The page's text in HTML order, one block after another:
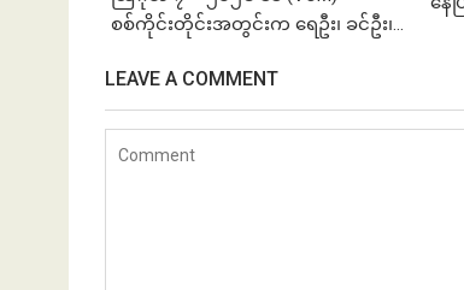
စစ်ကိုင်းတိုင်းအတွင်းက ရေဦး၊ ခင်ဦး၊...
LEAVE A COMMENT